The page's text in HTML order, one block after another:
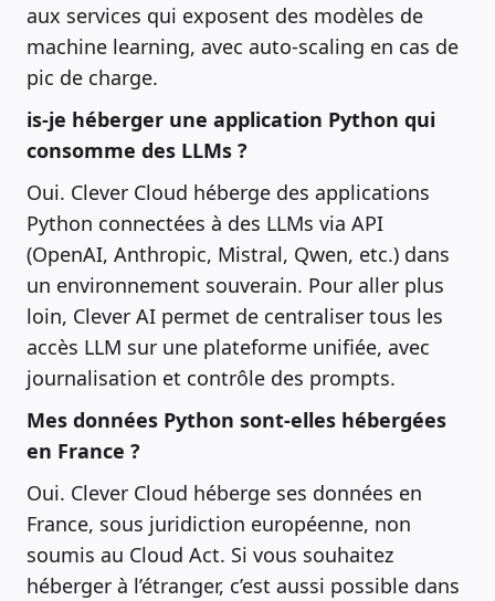
aux services qui exposent des modèles de
machine learning, avec auto-scaling en cas de
pic de charge.
is-je héberger une application Python qui
consomme des LLMs ?
Oui. Clever Cloud héberge des applications
Python connectées à des LLMs via API
(OpenAI, Anthropic, Mistral, Qwen, etc.) dans
un environnement souverain. Pour aller plus
loin, Clever AI permet de centraliser tous les
accès LLM sur une plateforme unifiée, avec
journalisation et contrôle des prompts.
Mes données Python sont-elles hébergées
en France ?
Oui. Clever Cloud héberge ses données en
France, sous juridiction européenne, non
soumis au Cloud Act. Si vous souhaitez
héberger à l’étranger, c’est aussi possible dans